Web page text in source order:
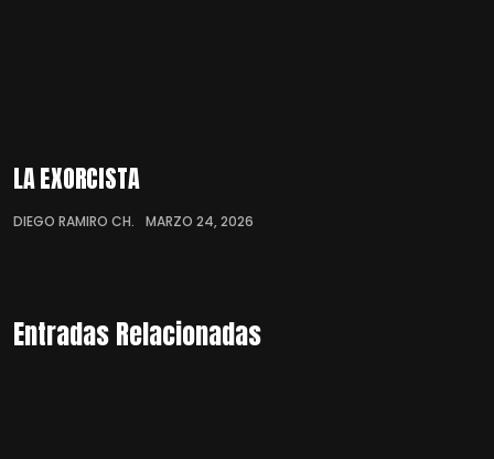
LA EXORCISTA
DIEGO RAMIRO CH. MARZO 24, 2026
Entradas Relacionadas